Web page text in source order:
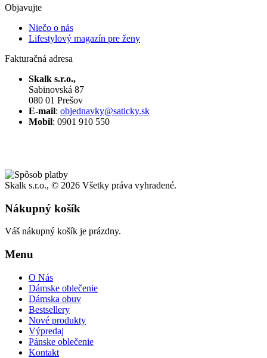
Objavujte
Niečo o nás
Lifestylový magazín pre ženy
Fakturačná adresa
Skalk s.r.o.,
Sabinovská 87
080 01 Prešov
E-mail: objednavky@saticky.sk
Mobil: 0901 910 550
Skalk s.r.o., © 2026 Všetky práva vyhradené.
Nákupný košík
Váš nákupný košík je prázdny.
Menu
O Nás
Dámske oblečenie
Dámska obuv
Bestsellery
Nové produkty
Výpredaj
Pánske oblečenie
Kontakt